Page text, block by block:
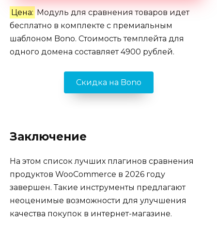
Цена: Модуль для сравнения товаров идет
бесплатно в комплекте с премиальным
шаблоном Bono. Стоимость темплейта для
одного домена составляет 4900 рублей.
Скидка на Bono
Заключение
На этом список лучших плагинов сравнения
продуктов WooCommerce в 2026 году
завершен. Такие инструменты предлагают
неоценимые возможности для улучшения
качества покупок в интернет-магазине.